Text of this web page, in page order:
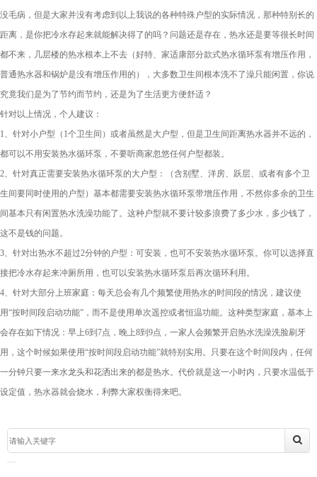
没毛病，但是大家并没有考虑到以上我说的各种特殊户型的实际情况，那种特别长的
距离，是你把冷水存起来就能解决得了的吗？问题还是存在，热水还是要等很长时间
都不来，几层楼的热水根本上不去（好特、家适康部分款式热水循环泵有增压作用，
普通热水器和锅炉是没有增压作用的），大多数卫生间根本洗不了澡只能闲置，你说
究竟我们是为了节约而节约，还是为了生活更方便舒适？
针对以上情况，个人建议：
1、针对小户型（1个卫生间）或者虽然是大户型，但是卫生间距离热水器并不远的，
都可以不用安装热水循环泵，不要听商家忽悠任何户型都装。
2、针对真正需要安装热水循环泵的大户型：（含别墅、洋房、跃层、或者有多个卫
生间要同时使用的户型）基本都需要安装热水循环泵带增压作用，不然你多余的卫生
间基本只有闲置热水洗澡功能了。这种户型就不要计较多浪费了多少水，多少钱了，
这不是钱的问题。
3、针对出热水不超过2分钟的户型：可安装，也可不安装热水循环泵。你可以选择直
接把冷水存起来冲厕所用，也可以安装热水循环泵后再次循环利用。
4、针对大部分上班家庭：每天总会有几个频繁使用热水的时间段的情况，建议使
用“按时间段启动功能”，而不是使用单次遥控或者恒温功能。这种类型家庭，基本上
会存在如下情况：早上6到7点，晚上8到9点，一家人会频繁开启热水洗澡洗脸刷牙
用，这个时候如果使用“按时间段启动功能”就特别实用。只要在这个时间段内，任何
一分钟只要一来水龙头和花洒出来的都是热水。代价就是这一小时内，只要水温低于
设定值，热水器就会烧水，利弊大家权衡得来吧。